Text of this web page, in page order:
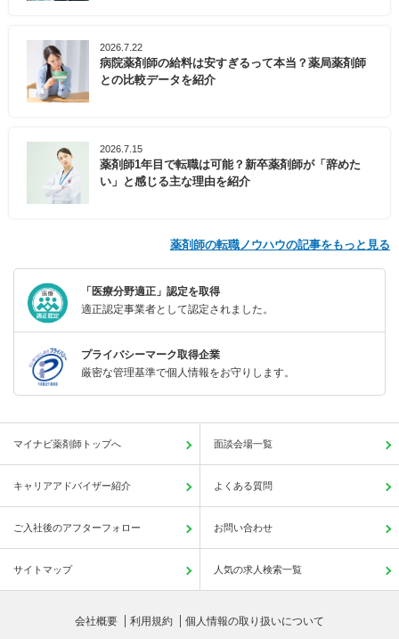
2026.7.22
病院薬剤師の給料は安すぎるって本当？薬局薬剤師
との比較データを紹介
2026.7.15
薬剤師1年目で転職は可能？新卒薬剤師が「辞めた
い」と感じる主な理由を紹介
薬剤師の転職ノウハウの記事をもっと見る
「医療分野適正」認定を取得
適正認定事業者として認定されました。
プライバシーマーク取得企業
厳密な管理基準で個人情報をお守りします。
マイナビ薬剤師トップへ 面談会場一覧
キャリアアドバイザー紹介 よくある質問
ご入社後のアフターフォロー お問い合わせ
サイトマップ 人気の求人検索一覧
会社概要 利用規約 個人情報の取り扱いについて